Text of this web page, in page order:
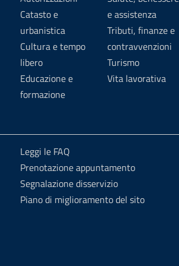
Catasto e
urbanistica
Cultura e tempo
libero
Educazione e
formazione
e assistenza
Tributi, finanze e
contravvenzioni
Turismo
Vita lavorativa
Leggi le FAQ
Prenotazione appuntamento
Segnalazione disservizio
Piano di miglioramento del sito